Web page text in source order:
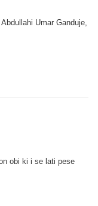
Umar Ganduje,
obi ki i se lati pese